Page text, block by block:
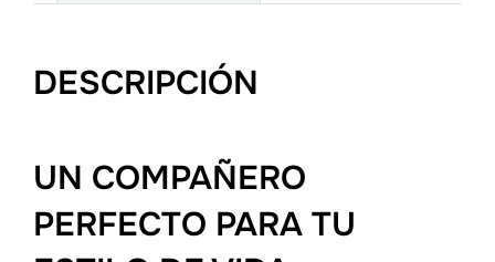
DESCRIPCIÓN
UN COMPAÑERO
PERFECTO PARA TU